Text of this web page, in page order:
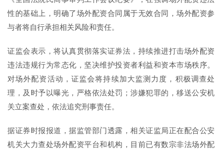
性的基础上，明确了场外配资合同属于无效合同，场外配资参
与者将自行承担相关风险和责任。
证监会表示，将认真贯彻落实证券法，持续推进打击场外配资
违法违规行为常态化，坚决维护投资者利益和资本市场秩序。
对场外配资活动，证监会将持续加大监测力度，积极调查处
理，及时予以曝光，严格依法处罚；涉嫌犯罪的，移送公安机
关立案查处，依法追究刑事责任。
据证券时报报道，据监管部门透露，相关证监局正在配合公安
机关大力查处场外配资平台和机构，目前已有数宗非法场外配